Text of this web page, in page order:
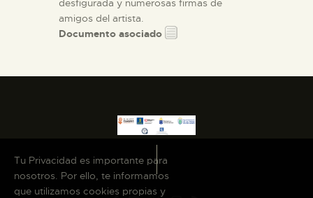
desfigurada y numerosas firmas de
amigos del artista.
Documento asociado
Tu Privacidad es importante para
nosotros. Por ello, te informamos
que utilizamos cookies propias y